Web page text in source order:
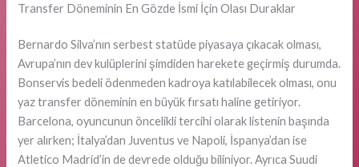
Transfer Döneminin En Gözde İsmi İçin Olası Duraklar
Bernardo Silva’nın serbest statüde piyasaya çıkacak olması,
Avrupa’nın dev kulüplerini şimdiden harekete geçirmiş durumda.
Bonservis bedeli ödenmeden kadroya katılabilecek olması, onu
yaz transfer döneminin en büyük fırsatı haline getiriyor.
Barcelona, oyuncunun öncelikli tercihi olarak listenin başında
yer alırken; İtalya’dan Juventus ve Napoli, İspanya’dan ise
Atletico Madrid’in de devrede olduğu biliniyor. Ayrıca Suudi